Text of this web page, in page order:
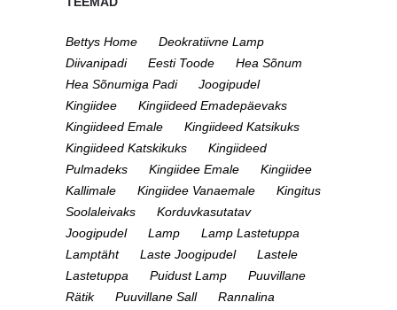
Bettys Home
Deokratiivne Lamp
Diivanipadi
Eesti Toode
Hea Sõnum
Hea Sõnumiga Padi
Joogipudel
Kingiidee
Kingiideed Emadepäevaks
Kingiideed Emale
Kingiideed Katsikuks
Kingiideed Katskikuks
Kingiideed
Pulmadeks
Kingiidee Emale
Kingiidee
Kallimale
Kingiidee Vanaemale
Kingitus
Soolaleivaks
Korduvkasutatav
Joogipudel
Lamp
Lamp Lastetuppa
Lamptäht
Laste Joogipudel
Lastele
Lastetuppa
Puidust Lamp
Puuvillane
Rätik
Puuvillane Sall
Rannalina